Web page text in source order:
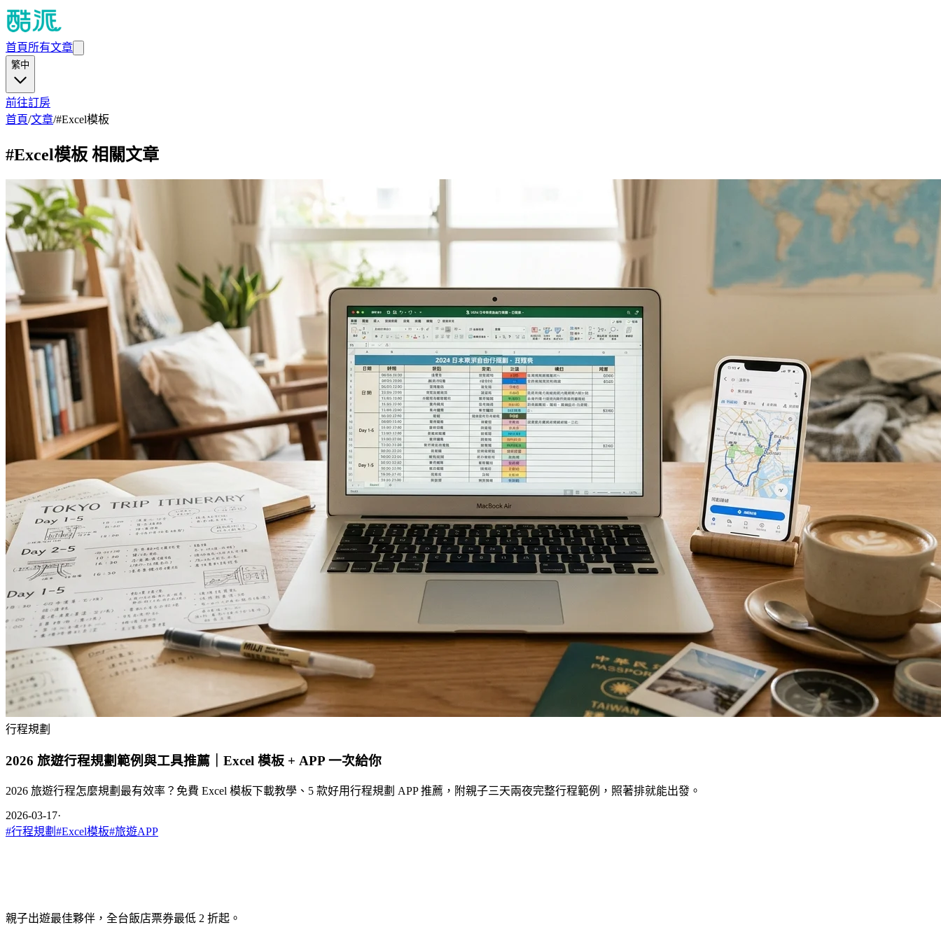
首頁所有文章
繁中
前往訂房
首頁/文章/#Excel模板
#Excel模板 相關文章
行程規劃
2026 旅遊行程規劃範例與工具推薦｜Excel 模板 + APP 一次給你
2026 旅遊行程怎麼規劃最有效率？免費 Excel 模板下載教學、5 款好用行程規劃 APP 推薦，附親子三天兩夜完整行程範例，照著排就能出發。
2026-03-17·
#行程規劃 #Excel模板#旅遊APP
親子出遊最佳夥伴，全台飯店票券最低 2 折起。